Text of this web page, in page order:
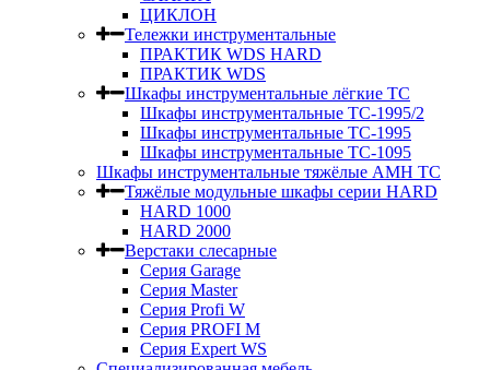
ЦИКЛОН
Тележки инструментальные
ПРАКТИК WDS HARD
ПРАКТИК WDS
Шкафы инструментальные лёгкие ТС
Шкафы инструментальные ТС-1995/2
Шкафы инструментальные TC-1995
Шкафы инструментальные TC-1095
Шкафы инструментальные тяжёлые AMH TC
Тяжёлые модульные шкафы серии HARD
HARD 1000
HARD 2000
Верстаки слесарные
Серия Garage
Серия Master
Серия Profi W
Серия PROFI M
Серия Expert WS